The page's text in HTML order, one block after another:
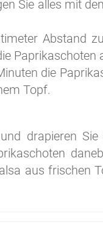
Sie alles mit
Abstand
Paprikaschoten
die
Topf.
drapieren
aus frischen